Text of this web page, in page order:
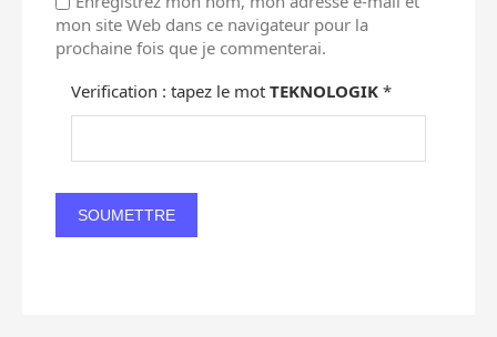
mon site Web dans ce navigateur pour la
prochaine fois que je commenterai.
Verification : tapez le mot TEKNOLOGIK *